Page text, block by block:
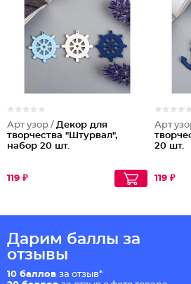
Арт узор / Декор для
творчества "Штурвал",
набор 20 шт.
119 ₽
Арт
20 шт.
119 ₽
Дарим баллы за
отзывы
10 баллов за отзыв*